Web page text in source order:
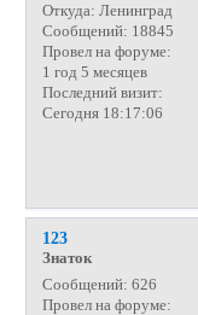
Откуда: Ленинград
Сообщений: 18845
Провел на форуме:
1 год 5 месяцев
Последний визит:
Сегодня 18:17:06
123
Знаток
Сообщений: 626
Провел на форуме: